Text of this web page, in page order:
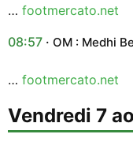
… footmercato.net
08:57
OM : Medhi
… footmercato.net
vendredi 7